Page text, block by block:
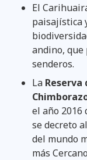
El
paisajística
andino, que
senderos.
La Reserva
el año 2016
se decreto
del mundo
más